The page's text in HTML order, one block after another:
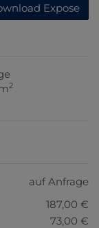
Expose
2
auf Anfrage
187,00 €
73,00 €